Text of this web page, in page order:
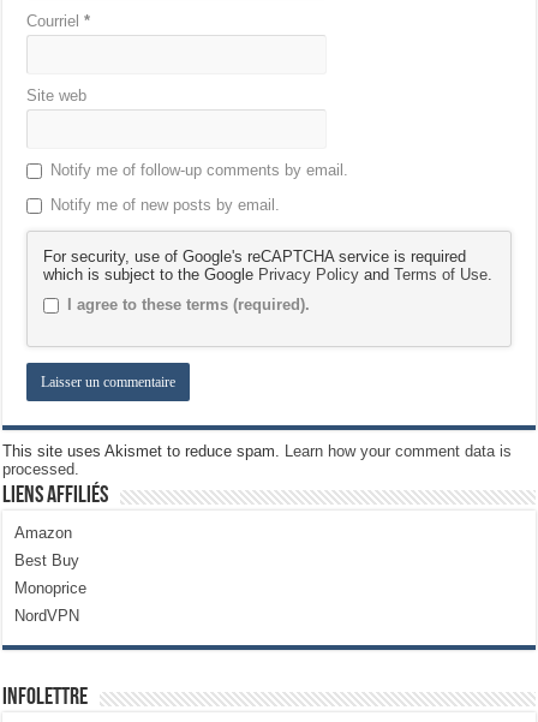
Courriel*
Site web
Notify me of follow-up comments by email.
Notify me of new posts by email.
For security, use of Google's reCAPTCHA service is required
which is subject to the Google Privacy Policy andTerms of Use.
I agree to these terms (required).
This site uses Akismet to reduce spam. Learn how your comment data is
processed.
Liens Affiliés
Amazon
Best Buy
Monoprice
NordVPN
Infolettre